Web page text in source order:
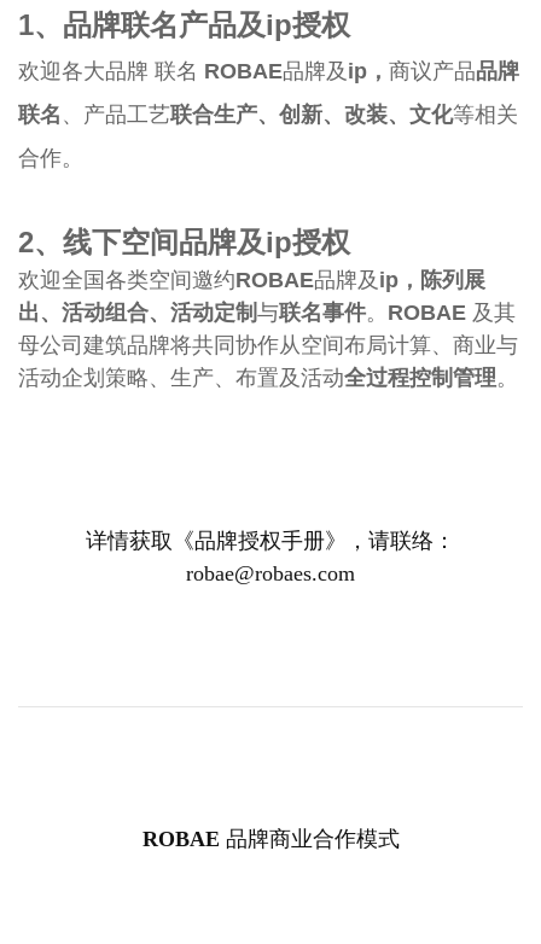
1、品牌联名产品及ip授权
欢迎各大品牌 联名 ROBAE品牌及 ip， 商议产品品牌
联名 、产品工艺联合生产、创新、改装、文化等相关
合作。
2、 线下空间品牌及ip授权
欢迎全国各类空间邀约ROBAE品牌及 ip， 陈列展
出、活动组合、活动定制 与联名事件。 ROBAE 及其
母公司建筑品牌将共同协作从空间布局计算、商业与
活动企划策略、生产、布置及活动全过程控制管理。
详情获取《品牌授权手册》，请联络：
robae@robaes.com
ROBAE 品牌商业合作模式